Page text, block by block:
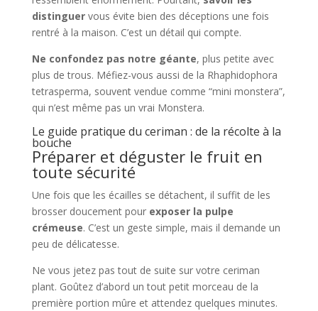
distinguervous évite bien des déceptions une fois
rentré à la maison. C’est un détail qui compte.
Ne confondez pas notre géante, plus petite avec
plus de trous. Méfiez-vous aussi de la Rhaphidophora
tetrasperma, souvent vendue comme “mini monstera”,
qui n’est même pas un vrai Monstera.
Le guide pratique du ceriman : de la récolte à la
bouche
Préparer et déguster le fruit en
toute sécurité
Une fois que les écailles se détachent, il suffit de les
brosser doucement pour exposer la pulpe
crémeuse. C’est un geste simple, mais il demande un
peu de délicatesse.
Ne vous jetez pas tout de suite sur votre ceriman
plant. Goûtez d’abord un tout petit morceau de la
première portion mûre et attendez quelques minutes.